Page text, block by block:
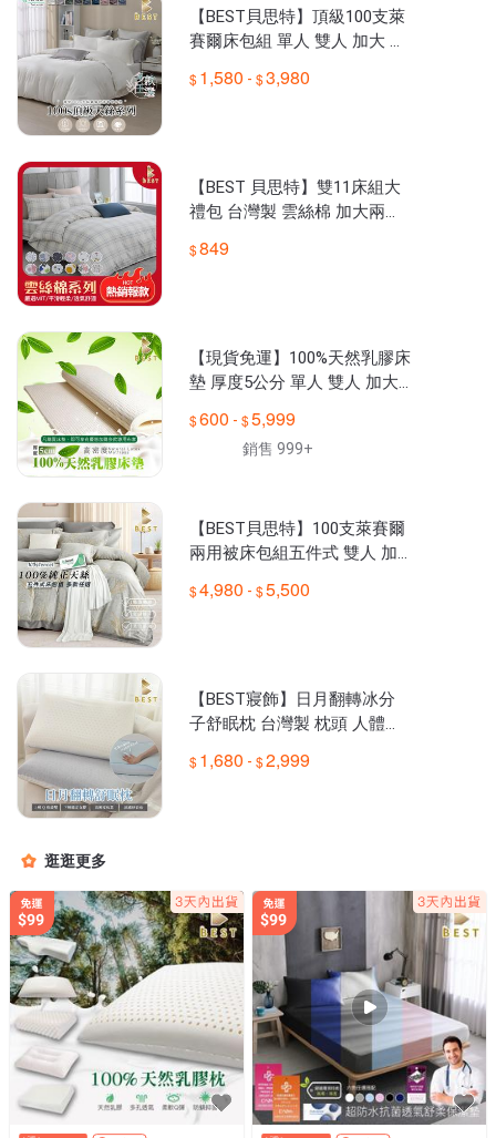
【BEST貝思特】頂級100支萊
賽爾床包組 單人 雙人 加大 特
多款任選
1,580 - 3,980
【BEST 貝思特】雙11床組大
禮包 台灣製 雲絲棉 加大兩用
849
【現貨免運】100%天然乳膠床
墊 厚度5公分 單人 雙人 加大
膠墊 宿舍尺寸
600 - 5,999
銷售 999+
【BEST貝思特】100支萊賽爾
兩用被床包組五件式 雙人 加
組 H5
4,980 - 5,500
【BEST寢飾】日月翻轉冰分
子舒眠枕 台灣製 枕頭 人體工
取有出貨限制，詳請參閱內容
1,680 - 2,999
逛逛更多